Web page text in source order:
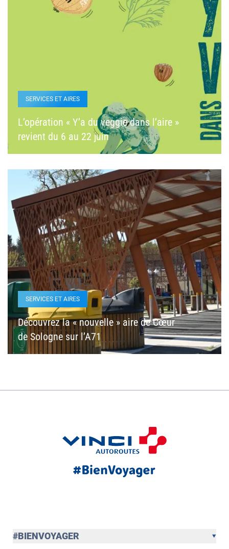
SERVICES ET AIRES
L’opération « Y’a du veggie dans l’aire »
revient du 6 au 22 juin
SERVICES ET AIRES
Découvrez la « nouvelle » aire de Cœur
de Sologne sur l’A71
#BIENVOYAGER